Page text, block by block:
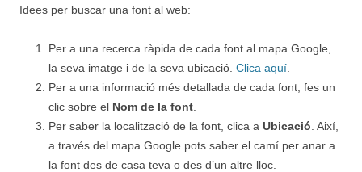
Idees per buscar una font al web:
Per a una recerca ràpida de cada font al mapa Google,
la seva imatge i de la seva ubicació. Clica aquí
Per a una informació més detallada de cada font, fes un
clic sobre el Nom de la font
Per saber la localització de la font, clica a Ubicació . Així,
a través del mapa Google pots saber el camí per anar a
la font des de casa teva o des d’un altre lloc.